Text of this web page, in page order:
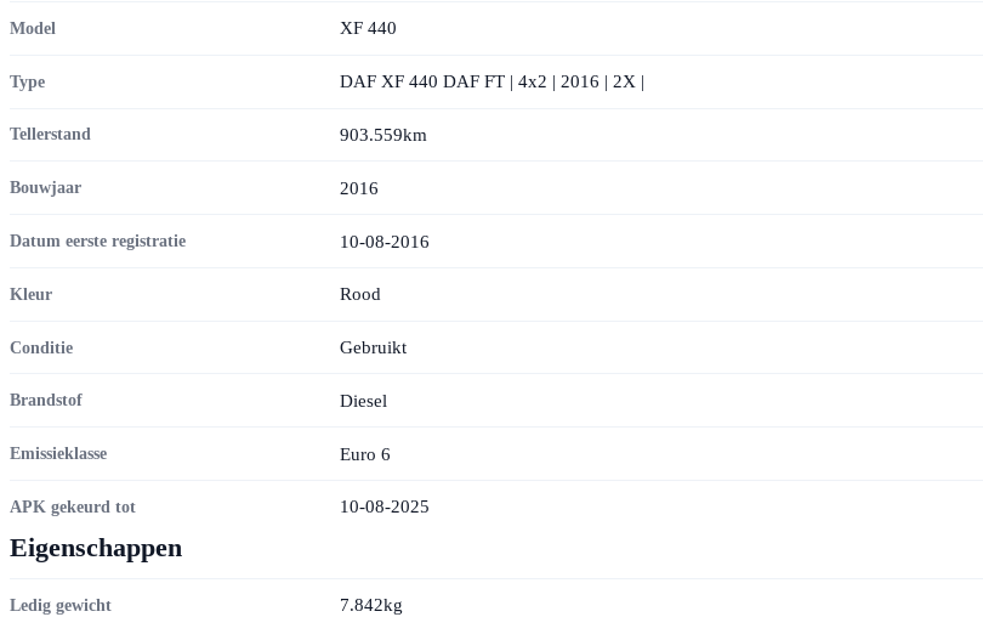
Model XF 440
Type DAF XF 440 DAF FT | 4x2 | 2016 | 2X |
Tellerstand 903.559km
Bouwjaar 2016
Datum eerste registratie 10-08-2016
Kleur Rood
Conditie Gebruikt
Brandstof Diesel
Emissieklasse Euro 6
APK gekeurd tot 10-08-2025
Eigenschappen
Ledig gewicht 7.842kg